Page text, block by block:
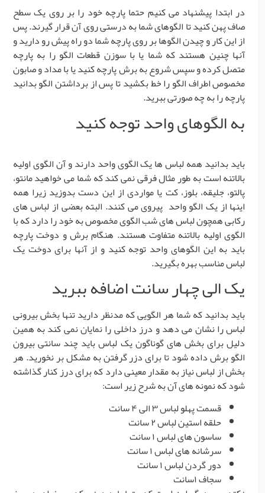
در ابتدا پیشنهاد می کنیم حتما پارچه خود را بر روی یک سطح
صاف پهن کنید تا الگوهای شما به درستی روی آن قرار گیرند. پس
از این کار و چیدن الگوها بر روی پارچه شما دو راه پیش رو دارید و
آنها چنین هستند که شما یا با سوزن قطعات الگو را به پارچه
متصل کرده و سپس شروع به برش پارچه کنید یا با مداد و صابون
مخصوص اطراف الگو را خط بکشید تا پس از برداشتن الگو بدانید
پارچه را به چه صورتی ببرید.
به الگوهای واحد توجه کنید
باید بدانید همه لباس ها یک الگوی واحد دارند و آن الگوی اولیه
بالاتنه است به طور مثال فرقی نمی کند که شما می خواهید مانتو،
پالتو، جلیقه، بلوز، کت یا مواردی از این دست بدوزید زیرا همه
اینها از یک الگو واحد پیروی می کنند. البته بعضی از لباس های
رکابی همچون لباس های شب الگوی مخصوص به خود را دارد که با
الگوی اولیه بالاتنه متفاوت هستند. هنگام برش و دوخت پارچه
باید به این الگوهای واحد توجه کنید و از آنها برای دوخت یک
لباس مناسب بهره بگیرید.
یک الی چهار سانت اضافه ببرید
باید بدانید که شما هر الگویی که مدنظر دارید تنها بخش بیرونی
لباس را نشان می دهد و درز داخلی را نمایان نمی کند به همین
دلیل برای بخش های گوناگون یک لباس باید چند سانتی بیرون
الگو برش داده شود تا برای دزر گرفتن به مشکل بر نخورید. هر
بخش از لباس نیاز به مقدار معینی دارد که برای درز کنار گذاشته
شود که نمونه های آن به شرح زیر است:
قسمت پهلو لباس ۳ الی ۴ سانت
حلقه استین لباس ۲ سانت
ساسون های لباس ۱ سانت
سرشانه های لباس ۱ سانت
دور گردن لباس ۱ سانت
سجاف ۱سانت